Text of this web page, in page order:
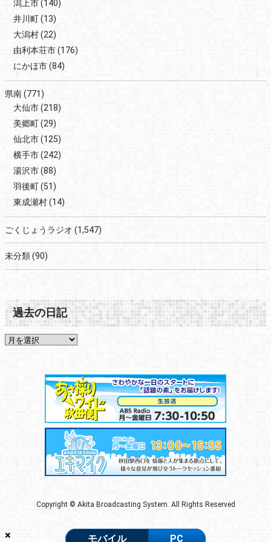
×
潟上市(140)
井川町(13)
大潟村(22)
由利本荘市(176)
にかほ市(84)
県南(771)
大仙市(218)
美郷町(29)
仙北市(125)
横手市(242)
湯沢市(88)
羽後町(51)
東成瀬村(14)
ごくじょうラジオ (1,547)
未分類(90)
過去の日記
Copyright © Akita Broadcasting System. All Rights Reserved
モバイル PC